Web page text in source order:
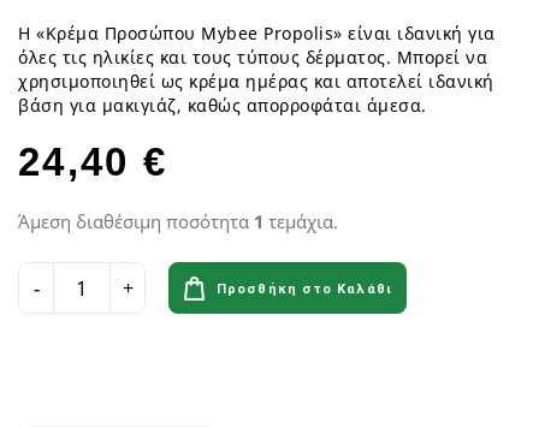
Η «Κρέμα Προσώπου Mybee Propolis» είναι ιδανική για
όλες τις ηλικίες και τους τύπους δέρματος. Μπορεί να
χρησιμοποιηθεί ως κρέμα ημέρας και αποτελεί ιδανική
βάση για μακιγιάζ, καθώς απορροφάται άμεσα.
24,40 €
Άμεση διαθέσιμη ποσότητα 1 τεμάχια.
Προσθήκη στο Καλάθι